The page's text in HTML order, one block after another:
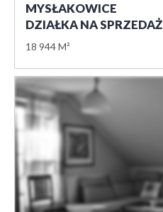
MYSŁAKOWICE
DZIAŁKA NA SPRZEDAŻ
18 944 M²